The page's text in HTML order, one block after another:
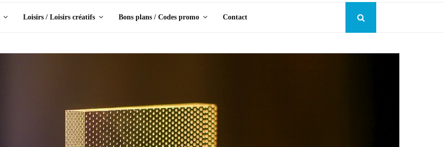
Loisirs / Loisirs créatifs Bons plans / Codes promo Contact